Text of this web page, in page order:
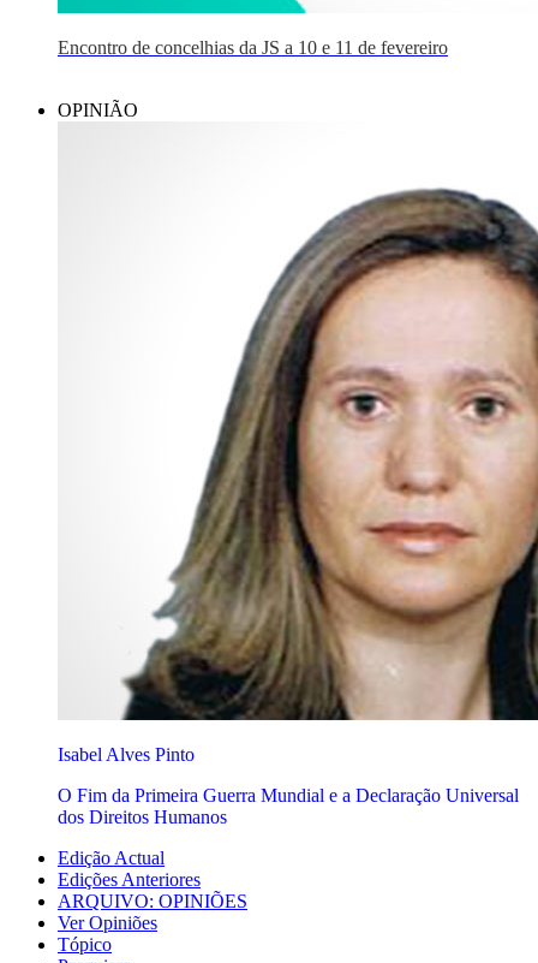
Encontro de concelhias da JS a 10 e 11 de fevereiro
OPINIÃO
Isabel Alves Pinto
O Fim da Primeira Guerra Mundial e a Declaração Universal
dos Direitos Humanos
Edição Actual
Edições Anteriores
ARQUIVO: OPINIÕES
Ver Opiniões
Tópico